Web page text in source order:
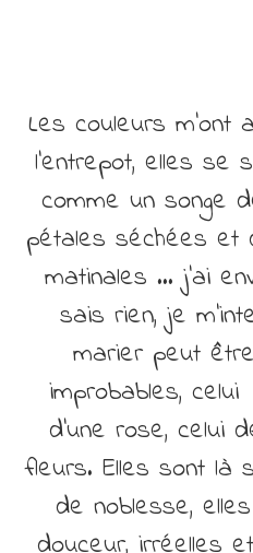
Les couleurs
l’entrepot, elles
comme un songe
pétales séchées
matinales … j’ai
sais rien, je
marier peut
improbables, celui
d’une rose, celui
fleurs. Elles sont là
de noblesse,